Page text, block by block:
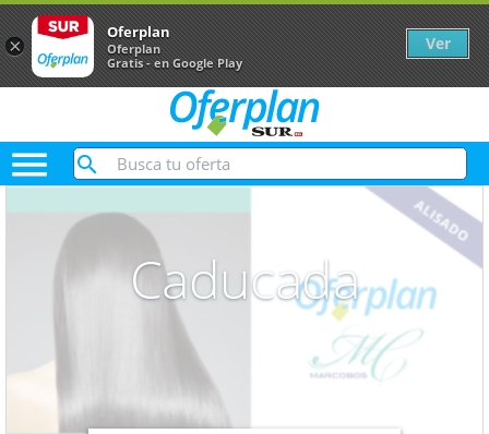

Caducada
×
Oferplan
Oferplan
Gratis - en Google Play
Ver